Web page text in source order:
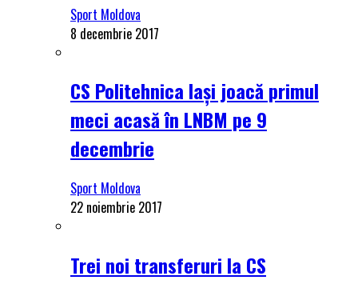
Sport Moldova
8 decembrie 2017
CS Politehnica Iași joacă primul
meci acasă în LNBM pe 9
decembrie
Sport Moldova
22 noiembrie 2017
Trei noi transferuri la CS